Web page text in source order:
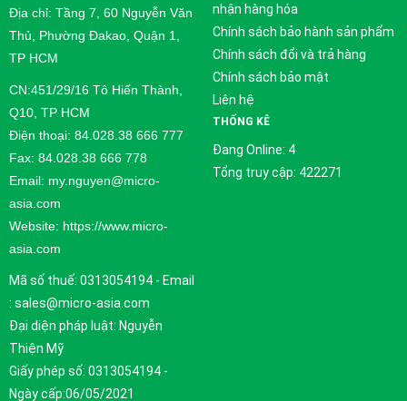
Địa chỉ: Tầng 7, 60 Nguyễn Văn
Thủ, Phường Đakao, Quận 1,
TP HCM
CN:451/29/16 Tô Hiến Thành,
Q10, TP HCM
Điện thoại: 84.028.38 666 777
Fax: 84.028.38 666 778
Email: my.nguyen@micro-
asia.com
Website: https://www.micro-
asia.com
Mã số thuế: 0313054194 - Email
: sales@micro-asia.com
Đại diện pháp luật: Nguyễn
Thiện Mỹ
Giấy phép số: 0313054194 -
Ngày cấp:06/05/2021
nhận hàng hóa
Chính sách bảo hành sản phẩm
Chính sách đổi và trả hàng
Chính sách bảo mật
Liên hệ
THỐNG KÊ
Đang Online: 4
Tổng truy cập: 422271